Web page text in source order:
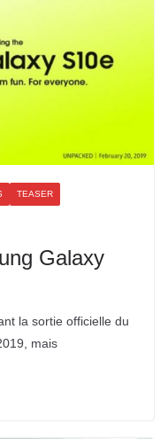
TEASER
Galaxy
la sortie officielle du
mais